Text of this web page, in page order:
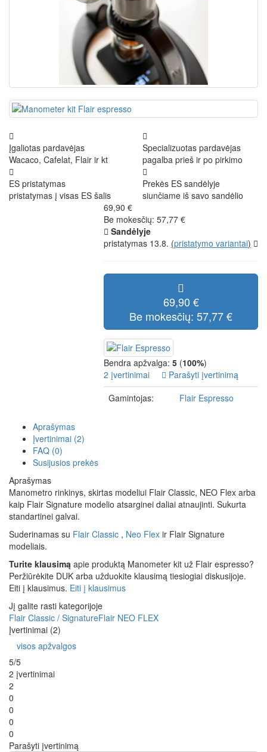
Įgaliotas pardavėjas
Wacaco, Cafelat, Flair ir kt
Specializuotas pardavėjas
pagalba prieš ir po pirkimo
ES pristatymas
pristatymas į visas ES šalis
Prekės ES sandėlyje
siunčiame iš savo sandėlio
69,90 €
Be mokesčių: 57,77 €
Sandėlyje
pristatymas 13.8. (pristatymo variantai)
69,90 €
Be mokesčių: 57,77 €
Bendra apžvalga: 5 (100%)
2 įvertinimai
Parašyti įvertinimą
Gamintojas:
Flair Espresso
Aprašymas
Įvertinimai (2)
FAQ (0)
Susijusios prekės
Aprašymas
Manometro rinkinys, skirtas modeliui Flair Classic, NEO Flex arba
kaip Flair Signature modelio atsarginei daliai atnaujinti. Sukurta
standartinei galvai.
Suderinamas su Flair Classic , Neo Flex ir Flair Signature
modeliais.
Turite klausimą apie produktą Manometer kit už Flair espresso?
Peržiūrėkite DUK arba užduokite klausimą tiesiogiai diskusijoje.
Eiti į klausimus. Eiti į klausimus
Jį galite rasti kategorijoje
Flair Classic / SignatureFlair NEO FLEX
Įvertinimai (2)
visos apžvalgos
5/5
2 įvertinimai
2
0
0
0
0
Parašyti įvertinimą